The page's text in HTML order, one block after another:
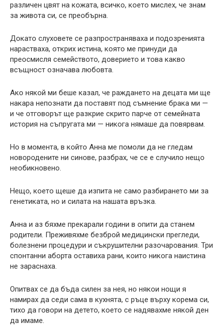
различен цвят на кожата, всичко, което мислех, че знам
за живота си, се преобърна.
Докато слуховете се разпространяваха и подозренията
нарастваха, открих истина, която ме принуди да
преосмисля семейството, доверието и това какво
всъщност означава любовта.
Ако някой ми беше казал, че раждането на децата ми ще
накара непознати да поставят под съмнение брака ми —
и че отговорът ще разкрие скрито парче от семейната
история на съпругата ми — никога нямаше да повярвам.
Но в момента, в който Анна ме помоли да не гледам
новородените ни синове, разбрах, че се е случило нещо
необикновено.
Нещо, което щеше да изпита не само разбирането ми за
генетиката, но и силата на нашата връзка.
Анна и аз бяхме прекарали години в опити да станем
родители. Преживяхме безброй медицински прегледи,
болезнени процедури и съкрушителни разочарования. Три
спонтанни аборта оставиха рани, които никога наистина
не зараснаха.
Опитвах се да бъда силен за нея, но някои нощи я
намирах да седи сама в кухнята, с ръце върху корема си,
тихо да говори на детето, което се надявахме някой ден
да имаме.